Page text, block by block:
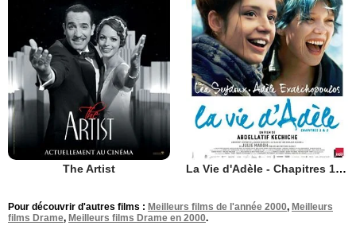
The Artist La Vie d'Adèle - Chapitres 1 et 2
Pour découvrir d'autres films : Meilleurs films de l'année 2000, Meilleurs
films Drame, Meilleurs films Drame en 2000.